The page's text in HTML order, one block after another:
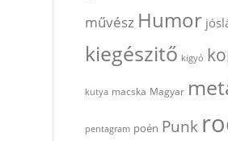
művész Humor
kiegészitő kigyó
kutya macska Magyar
pentagram poén Punk